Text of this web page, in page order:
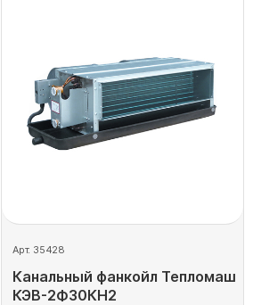
Арт. 35428
Канальный фанкойл Тепломаш
КЭВ-2Ф30КН2